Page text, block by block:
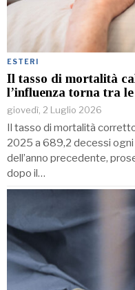
ESTERI
Il tasso di mortalità
l’influenza torna tra
giovedì, 2 Luglio 2026
Il tasso di mortalità
2025 a 689,2 decessi
dell’anno precedente,
dopo il…